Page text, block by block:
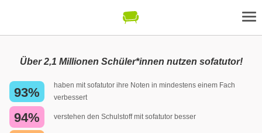
Über 2,1 Millionen Schüler*innen nutzen sofatutor!
93%
haben mit sofatutor ihre Noten in mindestens einem Fach
verbessert
94% verstehen den Schulstoff mit sofatutor besser